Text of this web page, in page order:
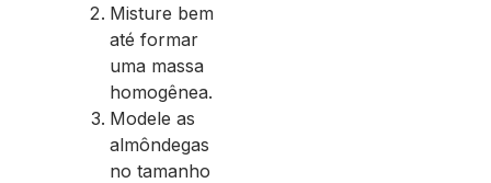
Misture bem
até formar
uma massa
homogênea.
Modele as
almôndegas
no tamanho